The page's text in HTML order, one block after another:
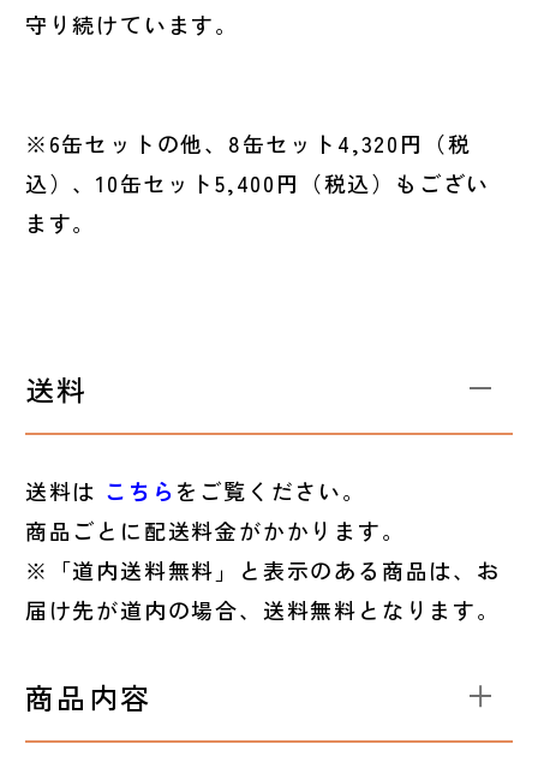
守り続けています。
※6缶セットの他、8缶セット4,320円（税
込）、10缶セット5,400円（税込）もござい
ます。
送料
送料は こちらをご覧ください。
商品ごとに配送料金がかかります。
※「道内送料無料」と表示のある商品は、お
届け先が道内の場合、送料無料となります。
商品内容